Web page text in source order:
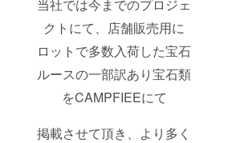
当社では今までのプロジェ
クトにて、店舗販売用に
ロットで多数入荷した宝石
ルースの一部訳あり宝石類
をCAMPFIEEにて
掲載させて頂き、より多く